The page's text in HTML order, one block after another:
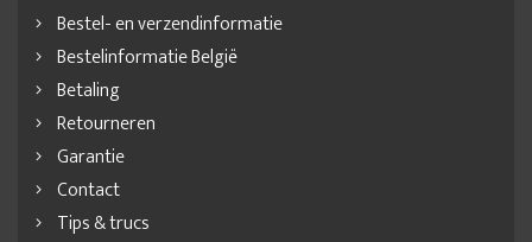
Bestel- en verzendinformatie
Bestelinformatie België
Betaling
Retourneren
Garantie
Contact
Tips & trucs